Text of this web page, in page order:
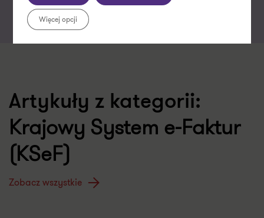
Artykuły z kategorii:
Krajowy System e-Faktur
(KSeF)
Zobacz wszystkie
Więcej opcji